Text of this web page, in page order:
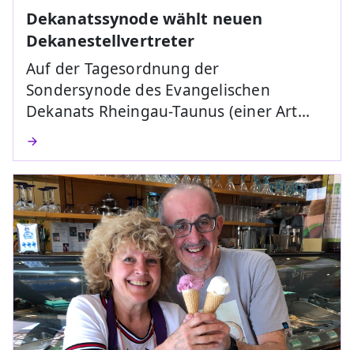
Dekanatssynode wählt neuen
Dekanestellvertreter
Auf der Tagesordnung der
Sondersynode des Evangelischen
Dekanats Rheingau-Taunus (einer Art…